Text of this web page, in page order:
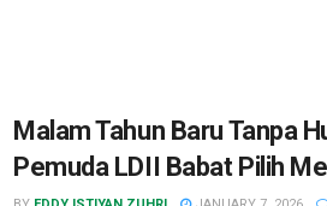
Malam Tahun Baru Tanpa
Pemuda LDII Babat Pilih